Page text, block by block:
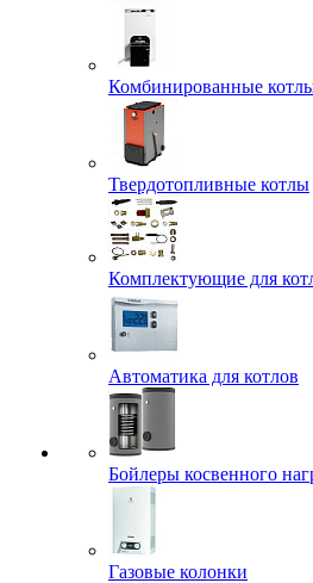
Комбинированные
Твердотопливные котлы
Комплектующие для
Автоматика для котлов
Бойлеры косвенного
Газовые колонки